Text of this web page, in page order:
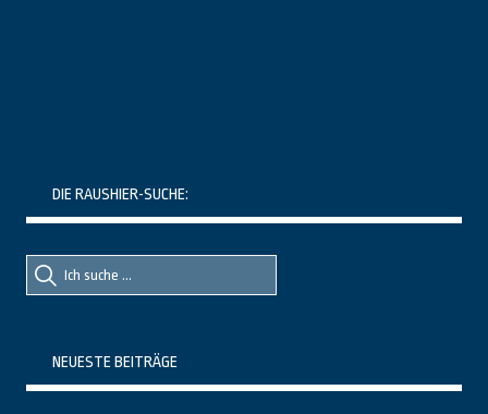
DIE RAUSHIER-SUCHE:
Suche
nach::
Suche
nach:
NEUESTE BEITRÄGE